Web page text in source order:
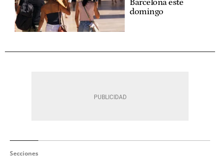
Barcelona este
domingo
Secciones